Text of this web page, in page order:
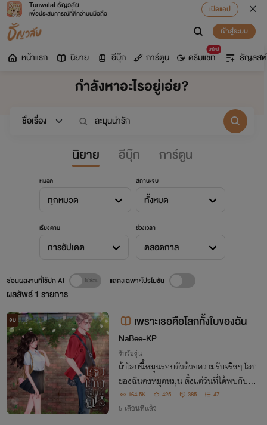
Tunwalai ธัญวลัย
เพื่อประสบการณ์ที่ดีกว่าบนมือถือ
เปิดแอป
เข้าสู่ระบบ
หน้าแรก นิยาย อีบุ๊ก การ์ตูน
มาใหม่
ดรีมแชท ธัญลิสต์
กำลังหาอะไรอยู่เอ่ย?
นิยาย อีบุ๊ก การ์ตูน
หมวด
ทุกหมวด
สถานะจบ
ทั้งหมด
เรียงตาม
การอัปเดต
ช่วงเวลา
ตลอดกาล
ผลลัพธ์1 รายการ
ซ่อนผลงานที่ใช้ปก AI แสดงเฉพาะโปรโมชัน
จบ เพราะเธอคือโลกทั้งใบของฉัน
NaBee-KP
รักวัยรุ่น
ถ้าโลกนี้หมุนรอบตัวด้วยความรักจริงๆ โลก
ของฉันคงหยุดหมุน ตั้งแต่วันที่ได้พบกับเธ
อ.....164.5K 425 385 47
5 เดือนที่แล้ว